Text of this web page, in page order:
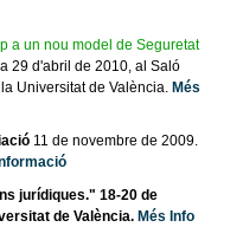
a un nou model de Seguretat
29 d'abril de 2010, al Saló
Universitat de València. Més
11 de novembre de 2009.
jurídiques." 18-20 de
de València. Més Info